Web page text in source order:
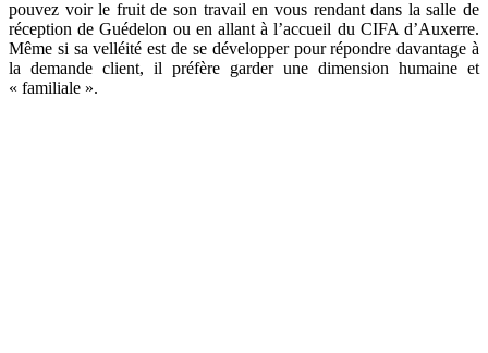
pouvez voir le fruit de son travail en vous rendant dans la salle de
réception de Guédelon ou en allant à l’accueil du CIFA d’Auxerre.
Même si sa velléité est de se développer pour répondre davantage à
la demande client, il préfère garder une dimension humaine et
« familiale ».